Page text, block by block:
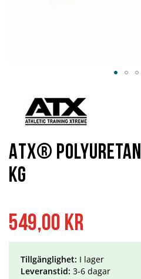
549,00 kr
Tillgänglighet: I lager
Leveranstid: 3-6 dagar
ATX®
kg
början
bildgalleriet